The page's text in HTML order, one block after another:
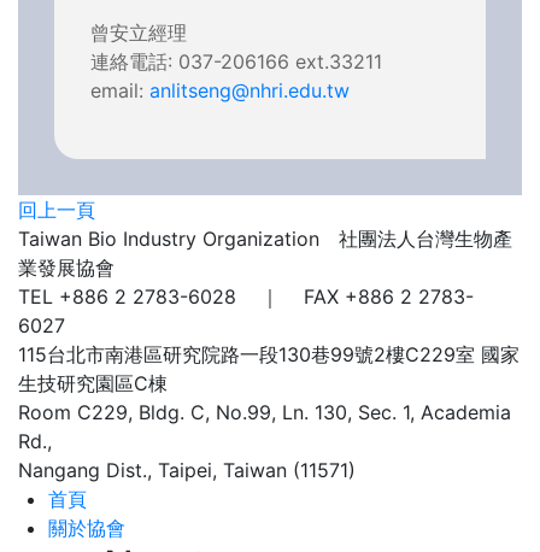
曾安立經理
連絡電話: 037-206166 ext.33211
email: anlitseng@nhri.edu.tw
回上一頁
Taiwan Bio Industry Organization 社團法人台灣生物產
業發展協會
TEL +886 2 2783-6028 ｜ FAX +886 2 2783-
6027
115台北市南港區研究院路一段130巷99號2樓C229室 國家
生技研究園區C棟
Room C229, Bldg. C, No.99, Ln. 130, Sec. 1, Academia
Rd.,
Nangang Dist., Taipei, Taiwan (11571)
首頁
關於協會